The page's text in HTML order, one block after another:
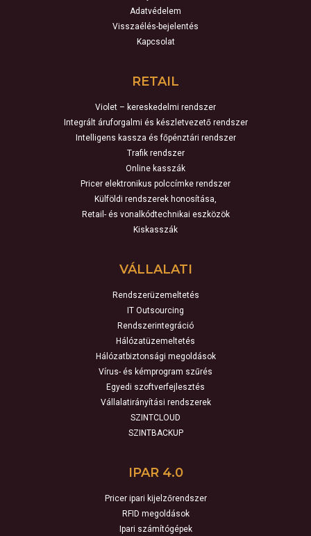
Adatvédelem
Visszaélés-bejelentés
Kapcsolat
RETAIL
Violet – kereskedelmi rendszer
Integrált áruforgalmi és készletvezető rendszer
Intelligens kassza és főpénztári rendszer
Trafik rendszer
Online kasszák
Pricer elektronikus polccímke rendszer
Külföldi rendszerek honosítása,
Retail- és vonalkódtechnikai eszközök
Kiskasszák
VÁLLALATI
Rendszerüzemeltetés
IT Outsourcing
Rendszerintegráció
Hálózatüzemeltetés
Hálózatbiztonsági megoldások
Vírus- és kémprogram szűrés
Egyedi szoftverfejlesztés
Vállalatirányítási rendszerek
SZINTCLOUD
SZINTBACKUP
IPAR 4.0
Pricer ipari kijelzőrendszer
RFID megoldások
Ipari számítógépek